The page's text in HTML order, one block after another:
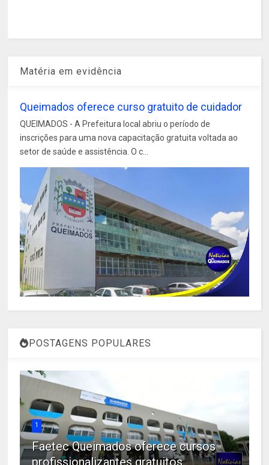
Matéria em evidência
Queimados oferece curso gratuito de cuidador
QUEIMADOS - A Prefeitura local abriu o período de
inscrições para uma nova capacitação gratuita voltada ao
setor de saúde e assistência. O c...
POSTAGENS POPULARES
1
Faetec Queimados oferece cursos
profissionalizantes gratuitos